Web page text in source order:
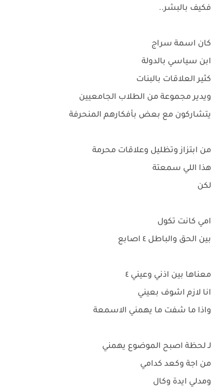
فكيف بالبشر..
كان اسمة سراج
ابن سياسي بالدولة
كثير العلاقات بالبنات
ويدير مجموعة من الطلاب الجامعيين
يتشاركون مع بعض بأفكارهم المنحرفة
من ابتزاز وتظليل وعلاقات محرمة
هذا اللي سمعتة
لكن
امي كانت تكول
بين الحق والباطل ٤ اصابع
معناها بين اذني وعيني ٤
انا لازم اشوف بعيني
واذا ما شفت ما يهمني الاسمعة
لـ لحظة اصبح الموضوع يهمني
من اجة وكعد كدامي
ومدلي ايدة وكال